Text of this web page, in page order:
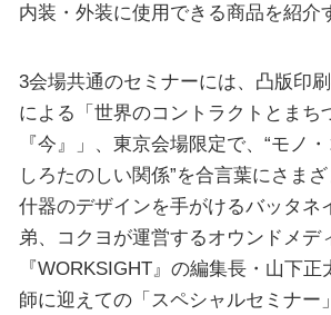
内装・外装に使用できる商品を紹介
3会場共通のセミナーには、凸版印
による「世界のコントラクトとまち
『今』」、東京会場限定で、“モノ
しろたのしい関係”を合言葉にさま
什器のデザインを手がけるバッタネ
弟、コクヨが運営するオウンドメデ
『WORKSIGHT』の編集長・山下
師に迎えての「スペシャルセミナー